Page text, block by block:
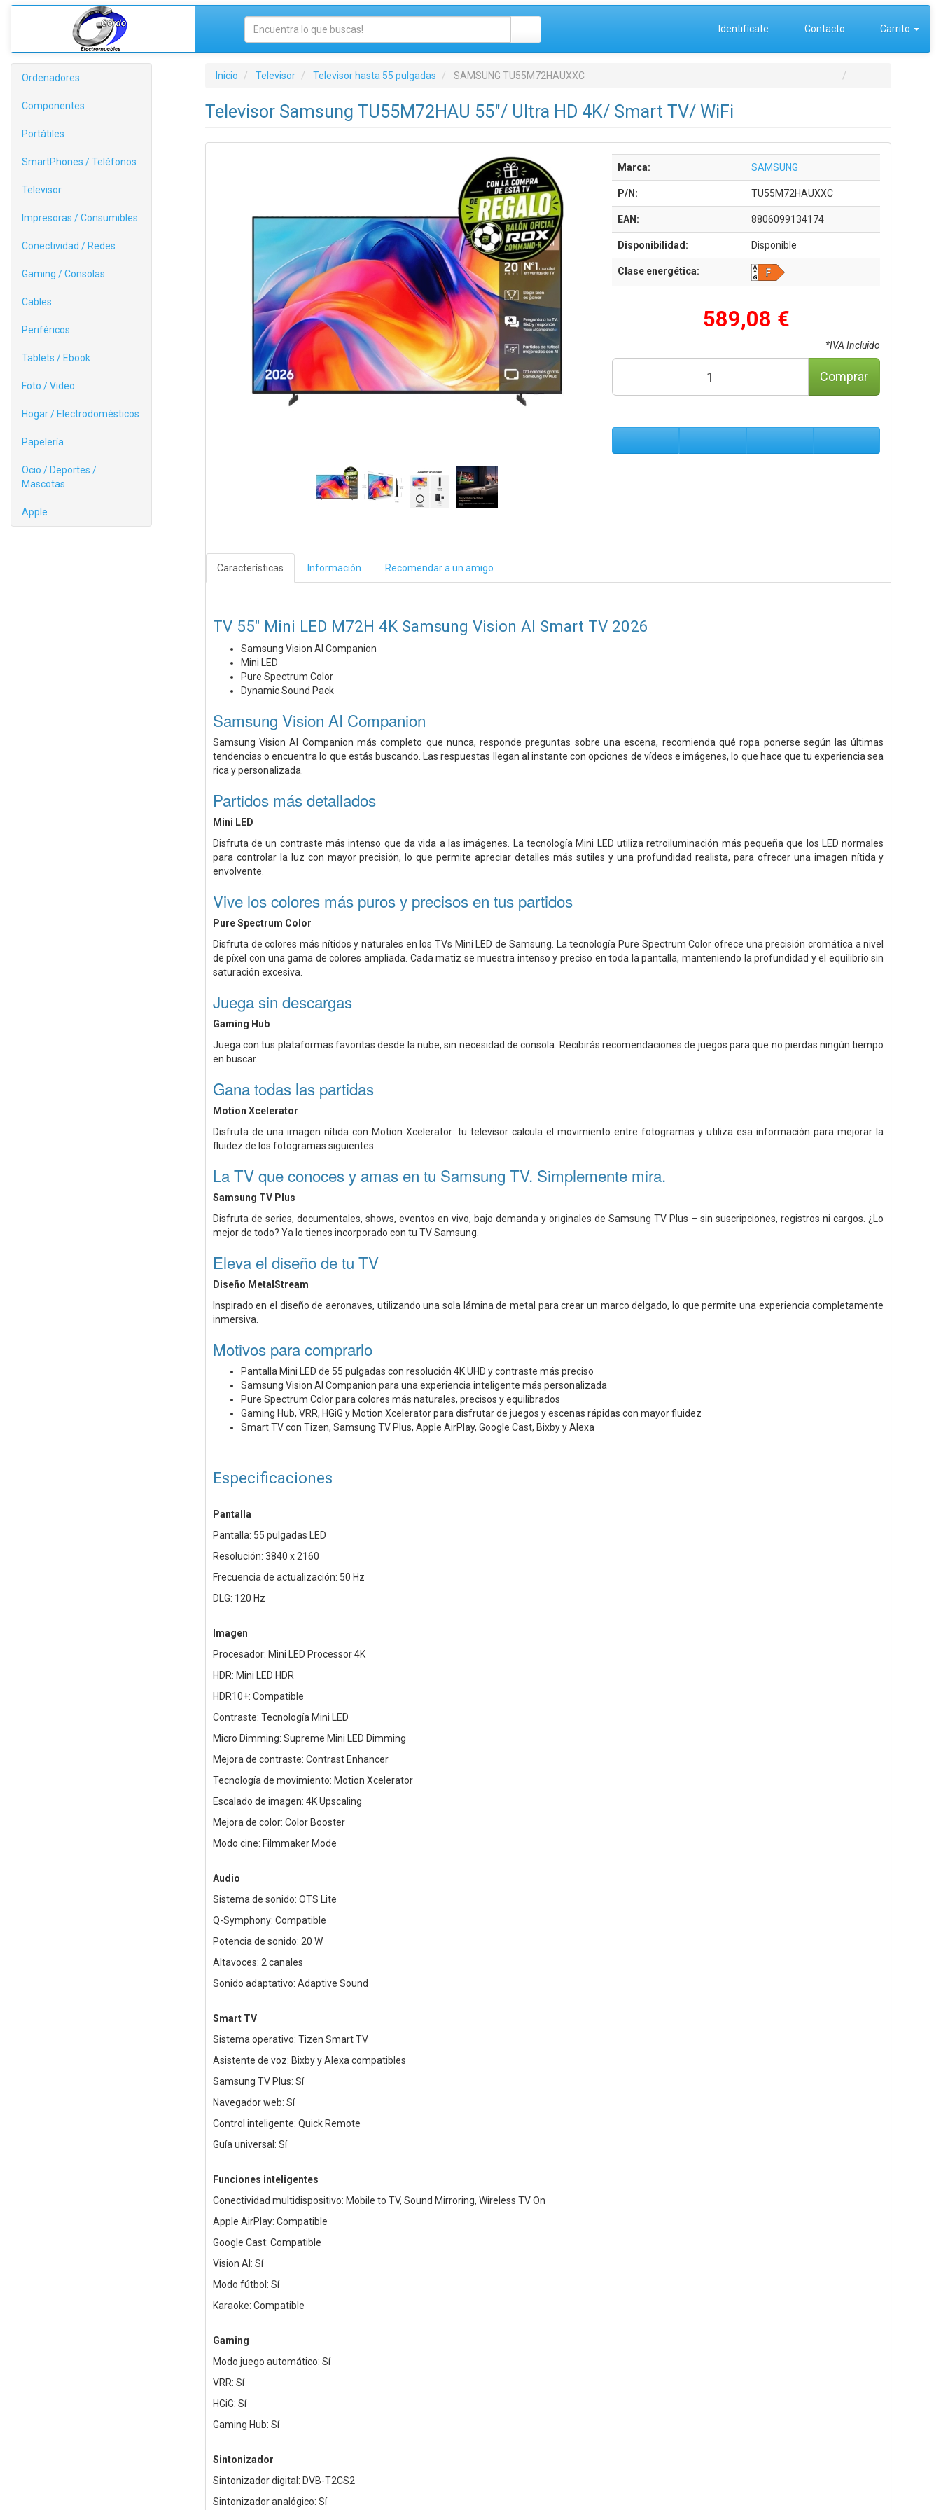
Identifícate Contacto Carrito
Ordenadores
Componentes
Portátiles
SmartPhones / Teléfonos
Televisor
Impresoras / Consumibles
Conectividad / Redes
Gaming / Consolas
Cables
Periféricos
Tablets / Ebook
Foto / Video
Hogar / Electrodomésticos
Papelería
Ocio / Deportes /
Mascotas
Apple
Inicio Televisor Televisor hasta 55 pulgadas SAMSUNG TU55M72HAUXXC
Televisor Samsung TU55M72HAU 55"/ Ultra HD 4K/ Smart TV/ WiFi
Marca: SAMSUNG
P/N: TU55M72HAUXXC
EAN: 8806099134174
Disponibilidad: Disponible
Clase energética:
589,08 €
*IVA Incluido
Comprar
Características Información Recomendar a un amigo
TV 55" Mini LED M72H 4K Samsung Vision AI Smart TV 2026
Samsung Vision AI Companion
Mini LED
Pure Spectrum Color
Dynamic Sound Pack
Samsung Vision AI Companion
Samsung Vision AI Companion más completo que nunca, responde preguntas sobre una escena, recomienda qué ropa ponerse según las últimas
tendencias o encuentra lo que estás buscando. Las respuestas llegan al instante con opciones de vídeos e imágenes, lo que hace que tu experiencia sea
rica y personalizada.
Partidos más detallados
Mini LED
Disfruta de un contraste más intenso que da vida a las imágenes. La tecnología Mini LED utiliza retroiluminación más pequeña que los LED normales
para controlar la luz con mayor precisión, lo que permite apreciar detalles más sutiles y una profundidad realista, para ofrecer una imagen nítida y
envolvente.
Vive los colores más puros y precisos en tus partidos
Pure Spectrum Color
Disfruta de colores más nítidos y naturales en los TVs Mini LED de Samsung. La tecnología Pure Spectrum Color ofrece una precisión cromática a nivel
de píxel con una gama de colores ampliada. Cada matiz se muestra intenso y preciso en toda la pantalla, manteniendo la profundidad y el equilibrio sin
saturación excesiva.
Juega sin descargas
Gaming Hub
Juega con tus plataformas favoritas desde la nube, sin necesidad de consola. Recibirás recomendaciones de juegos para que no pierdas ningún tiempo
en buscar.
Gana todas las partidas
Motion Xcelerator
Disfruta de una imagen nítida con Motion Xcelerator: tu televisor calcula el movimiento entre fotogramas y utiliza esa información para mejorar la
fluidez de los fotogramas siguientes.
La TV que conoces y amas en tu Samsung TV. Simplemente mira.
Samsung TV Plus
Disfruta de series, documentales, shows, eventos en vivo, bajo demanda y originales de Samsung TV Plus – sin suscripciones, registros ni cargos. ¿Lo
mejor de todo? Ya lo tienes incorporado con tu TV Samsung.
Eleva el diseño de tu TV
Diseño MetalStream
Inspirado en el diseño de aeronaves, utilizando una sola lámina de metal para crear un marco delgado, lo que permite una experiencia completamente
inmersiva.
Motivos para comprarlo
Pantalla Mini LED de 55 pulgadas con resolución 4K UHD y contraste más preciso
Samsung Vision AI Companion para una experiencia inteligente más personalizada
Pure Spectrum Color para colores más naturales, precisos y equilibrados
Gaming Hub, VRR, HGiG y Motion Xcelerator para disfrutar de juegos y escenas rápidas con mayor fluidez
Smart TV con Tizen, Samsung TV Plus, Apple AirPlay, Google Cast, Bixby y Alexa
Especificaciones
Pantalla
Pantalla: 55 pulgadas LED
Resolución: 3840 x 2160
Frecuencia de actualización: 50 Hz
DLG: 120 Hz
Imagen
Procesador: Mini LED Processor 4K
HDR: Mini LED HDR
HDR10+: Compatible
Contraste: Tecnología Mini LED
Micro Dimming: Supreme Mini LED Dimming
Mejora de contraste: Contrast Enhancer
Tecnología de movimiento: Motion Xcelerator
Escalado de imagen: 4K Upscaling
Mejora de color: Color Booster
Modo cine: Filmmaker Mode
Audio
Sistema de sonido: OTS Lite
Q-Symphony: Compatible
Potencia de sonido: 20 W
Altavoces: 2 canales
Sonido adaptativo: Adaptive Sound
Smart TV
Sistema operativo: Tizen Smart TV
Asistente de voz: Bixby y Alexa compatibles
Samsung TV Plus: Sí
Navegador web: Sí
Control inteligente: Quick Remote
Guía universal: Sí
Funciones inteligentes
Conectividad multidispositivo: Mobile to TV, Sound Mirroring, Wireless TV On
Apple AirPlay: Compatible
Google Cast: Compatible
Vision AI: Sí
Modo fútbol: Sí
Karaoke: Compatible
Gaming
Modo juego automático: Sí
VRR: Sí
HGiG: Sí
Gaming Hub: Sí
Sintonizador
Sintonizador digital: DVB-T2CS2
Sintonizador analógico: Sí